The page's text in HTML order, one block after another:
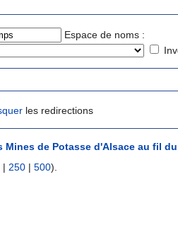
Espace de noms :
les redirections
Mines de Potasse d'Alsace au fil
| 250 | 500).